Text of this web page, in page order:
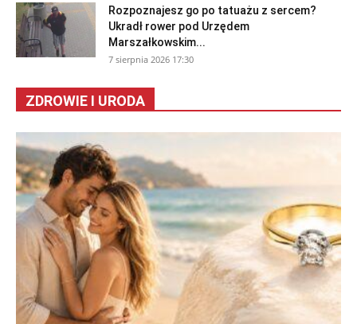
Rozpoznajesz go po tatuażu z sercem?
Ukradł rower pod Urzędem
Marszałkowskim...
7 sierpnia 2026 17:30
ZDROWIE I URODA